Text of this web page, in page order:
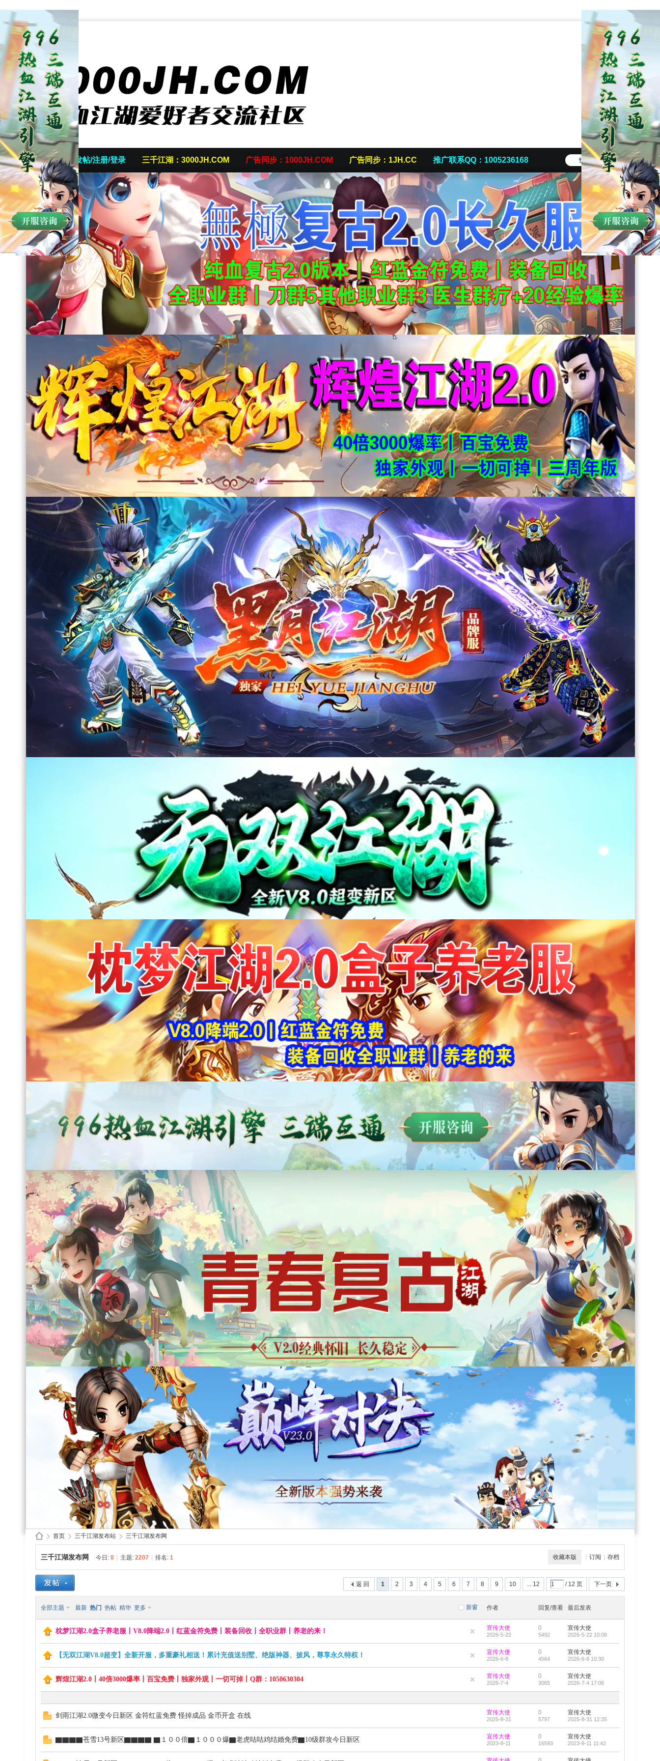
快捷导航
首页 发帖/注册/登录 三千江湖：3000JH.COM 广告同步：1000JH.COM 广告同步：1JH.CC 推广联系QQ：1005236168
30 »
首页 三千江湖发布站 三千江湖发布网
收藏本版 订阅 存档
三千江湖发布网 今日: 0 主题: 2207 排名: 1
1 2 3 4 5 6 7 8 9 10 ... 12 / 12 页 下一页
返 回
新窗
全部主题 最新 热门 热帖 精华 更多 作者 回复/查看 最后发表
枕梦江湖2.0盒子养老服丨V8.0降端2.0丨红蓝金符免费丨装备回收丨全职业群丨养老的来！ 宣传大使
2026-5-22
0
5492
宣传大使
2026-5-22 10:08
【无双江湖V8.0超变】全新开服，多重豪礼相送！累计充值送别墅、绝版神器、披风，尊享永久特权！ 宣传大使
2026-6-8
0
4564
宣传大使
2026-6-8 10:30
辉煌江湖2.0丨40倍3000爆率丨百宝免费丨独家外观丨一切可掉丨Q群：1050630304 宣传大使
2026-7-4
0
3065
宣传大使
2026-7-4 17:06
剑雨江湖2.0微变今日新区 金符红蓝免费 怪掉成品 金币开盒 在线 宣传大使
2025-8-31
0
5797
宣传大使
2025-8-31 12:35
▇▇▇▇苍雪13号新区▇▇▇▇ ▇１００倍▇１０００爆▇老虎咕咕鸡结婚免费▇10级群攻今日新区 宣传大使
2023-8-11
0
16593
宣传大使
2023-8-11 11:42